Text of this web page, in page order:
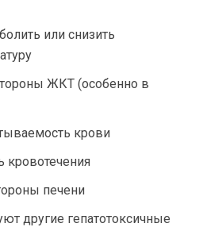
или снизить
ЖКТ (особенно в
крови
кровотечения
печени
другие гепатотоксичные